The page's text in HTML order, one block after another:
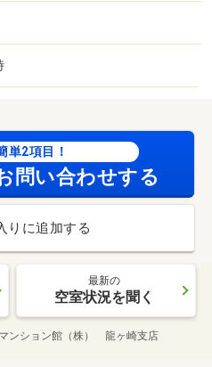
単2項目！
問い合わせする
りに追加する
最新の
空室状況を聞く
ンション館（株） 龍ヶ崎支店